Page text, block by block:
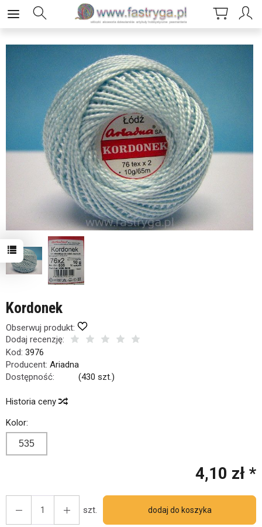
Kordonek
Obserwuj produkt:
Dodaj recenzję:
Kod: 3976
Producent: Ariadna
Dostępność:
(430 szt.)
Historia ceny
Kolor:
535
4,10 zł *
szt. dodaj do koszyka